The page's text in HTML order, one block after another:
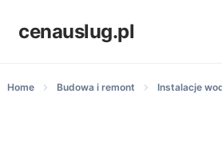
cenauslug.pl
Home Budowa i remont Instalacje